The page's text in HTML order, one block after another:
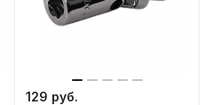
129 руб.